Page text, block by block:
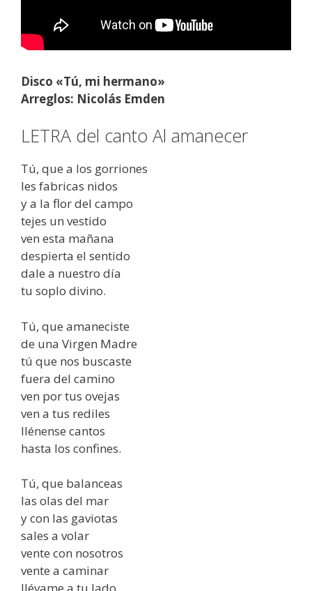
Disco «Tú, mi hermano»
Arreglos: Nicolás Emden
LETRA del canto Al amanecer
Tú, que a los gorriones
les fabricas nidos
y a la flor del campo
tejes un vestido
ven esta mañana
despierta el sentido
dale a nuestro día
tu soplo divino.
Tú, que amaneciste
de una Virgen Madre
tú que nos buscaste
fuera del camino
ven por tus ovejas
ven a tus rediles
llénense cantos
hasta los confines.
Tú, que balanceas
las olas del mar
y con las gaviotas
sales a volar
vente con nosotros
vente a caminar